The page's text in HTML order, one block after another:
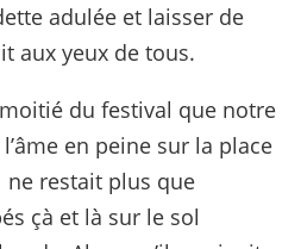
adulée et laisser de
aux yeux de tous.
du festival que notre
en peine sur la place
ne restait plus que
çà et là sur le sol